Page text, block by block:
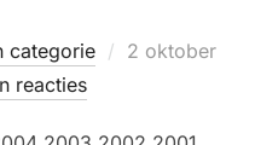
categorie
Geplaatst
2 oktober
reacties